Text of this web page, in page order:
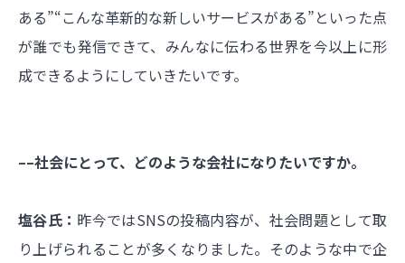
ある”“こんな革新的な新しいサービスがある”といった点
が誰でも発信できて、みんなに伝わる世界を今以上に形
成できるようにしていきたいです。
––社会にとって、どのような会社になりたいですか。
塩谷氏： 昨今ではSNSの投稿内容が、社会問題として取
り上げられることが多くなりました。そのような中で企